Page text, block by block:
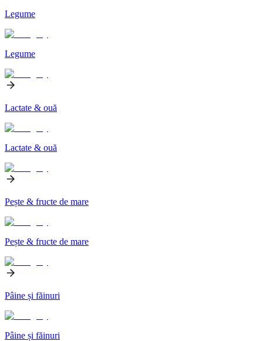
Legume
Legume
Lactate & ouă
Lactate & ouă
Pește & fructe de mare
Pește & fructe de mare
Pâine și făinuri
Pâine și făinuri